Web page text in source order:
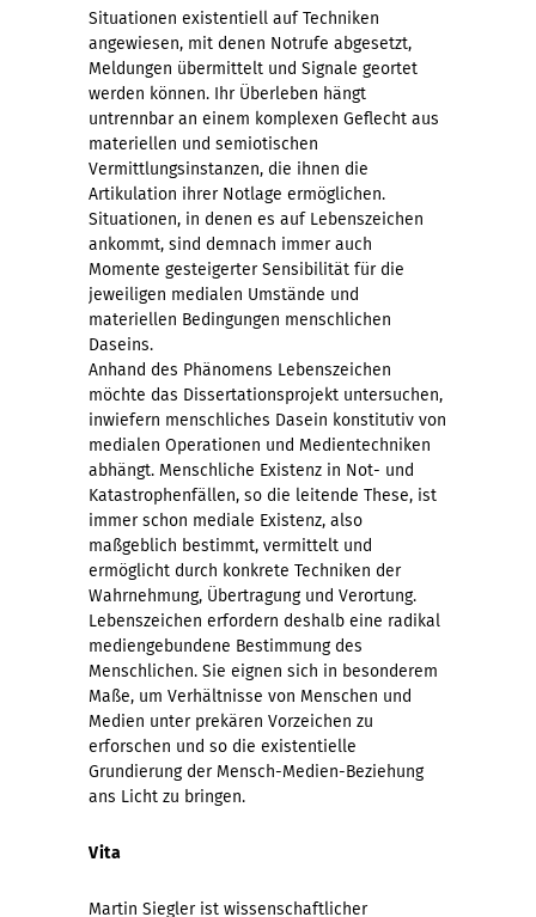
Situationen existentiell auf Techniken
angewiesen, mit denen Notrufe abgesetzt,
Meldungen übermittelt und Signale geortet
werden können. Ihr Überleben hängt
untrennbar an einem komplexen Geflecht aus
materiellen und semiotischen
Vermittlungsinstanzen, die ihnen die
Artikulation ihrer Notlage ermöglichen.
Situationen, in denen es auf Lebenszeichen
ankommt, sind demnach immer auch
Momente gesteigerter Sensibilität für die
jeweiligen medialen Umstände und
materiellen Bedingungen menschlichen
Daseins.
Anhand des Phänomens Lebenszeichen
möchte das Dissertationsprojekt untersuchen,
inwiefern menschliches Dasein konstitutiv von
medialen Operationen und Medientechniken
abhängt. Menschliche Existenz in Not- und
Katastrophenfällen, so die leitende These, ist
immer schon mediale Existenz, also
maßgeblich bestimmt, vermittelt und
ermöglicht durch konkrete Techniken der
Wahrnehmung, Übertragung und Verortung.
Lebenszeichen erfordern deshalb eine radikal
mediengebundene Bestimmung des
Menschlichen. Sie eignen sich in besonderem
Maße, um Verhältnisse von Menschen und
Medien unter prekären Vorzeichen zu
erforschen und so die existentielle
Grundierung der Mensch-Medien-Beziehung
ans Licht zu bringen.
Vita
Martin Siegler ist wissenschaftlicher